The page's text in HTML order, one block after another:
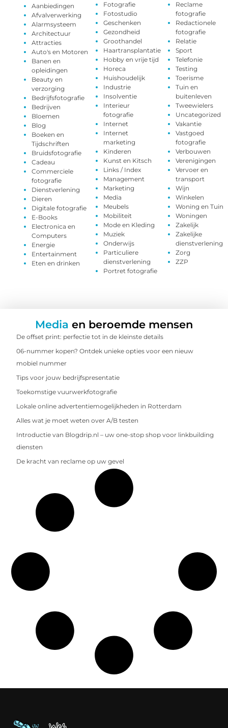
Aanbiedingen
Afvalverwerking
Alarmsysteem
Architectuur
Attracties
Auto's en Motoren
Banen en
opleidingen
Beauty en
verzorging
Bedrijfsfotografie
Bedrijven
Bloemen
Blog
Boeken en
Tijdschriften
Bruidsfotografie
Cadeau
Commerciele
fotografie
Dienstverlening
Dieren
Digitale fotografie
E-Books
Electronica en
Computers
Energie
Entertainment
Eten en drinken
Fotografie
Fotostudio
Geschenken
Gezondheid
Groothandel
Haartransplantatie
Hobby en vrije tijd
Horeca
Huishoudelijk
Industrie
Insolventie
Interieur
fotografie
Internet
Internet
marketing
Kinderen
Kunst en Kitsch
Links / Index
Management
Marketing
Media
Meubels
Mobiliteit
Mode en Kleding
Muziek
Onderwijs
Particuliere
dienstverlening
Portret fotografie
Reclame
fotografie
Redactionele
fotografie
Relatie
Sport
Telefonie
Testing
Toerisme
Tuin en
buitenleven
Tweewielers
Uncategorized
Vakantie
Vastgoed
fotografie
Verbouwen
Verenigingen
Vervoer en
transport
Wijn
Winkelen
Woning en Tuin
Woningen
Zakelijk
Zakelijke
dienstverlening
Zorg
ZZP
Media en beroemde mensen
De offset print: perfectie tot in de kleinste details
06-nummer kopen? Ontdek unieke opties voor een nieuw
mobiel nummer
Tips voor jouw bedrijfspresentatie
Toekomstige vuurwerkfotografie
Lokale online advertentiemogelijkheden in Rotterdam
Alles wat je moet weten over A/B testen
Introductie van Blogdrip.nl – uw one-stop shop voor linkbuilding
diensten
De kracht van reclame op uw gevel